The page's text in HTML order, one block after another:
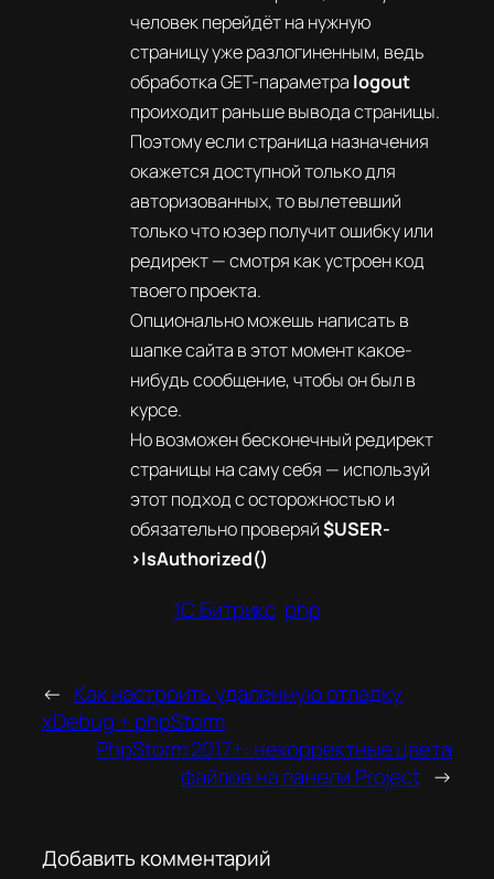
человек перейдёт на нужную
страницу уже разлогиненным, ведь
обработка GET-параметра logout
проиходит раньше вывода страницы.
Поэтому если страница назначения
окажется доступной только для
авторизованных, то вылетевший
только что юзер получит ошибку или
редирект — смотря как устроен код
твоего проекта.
Опционально можешь написать в
шапке сайта в этот момент какое-
нибудь сообщение, чтобы он был в
курсе.
Но возможен бесконечный редирект
страницы на саму себя — используй
этот подход с осторожностью и
обязательно проверяй$USER-
>IsAuthorized()
1C Битрикс php
← Как настроить удалённую отладку
xDebug + phpStorm
PhpStorm 2017+: некорректные цвета
файлов на панели Project →
Добавить комментарий